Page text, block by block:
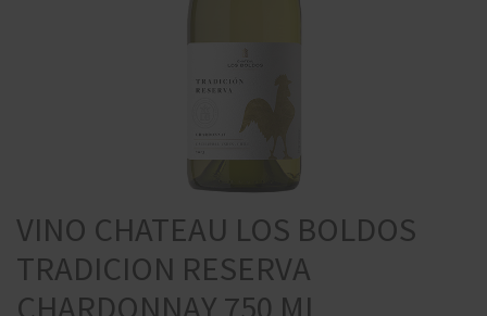
VINO CHATEAU LOS BOLDOS
TRADICION RESERVA
CHARDONNAY 750 ML